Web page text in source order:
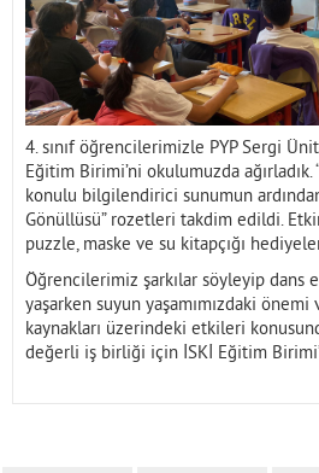
4. sınıf öğrencilerimizle PYP Sergi
Eğitim Birimi’ni okulumuzda ağırladık.
konulu bilgilendirici sunumun
Gönüllüsü” rozetleri takdim edildi.
puzzle, maske ve su kitapçığı
Öğrencilerimiz şarkılar söyleyip dans
yaşarken suyun yaşamımızdaki
kaynakları üzerindeki etkileri
değerli iş birliği için İSKİ Eğitim